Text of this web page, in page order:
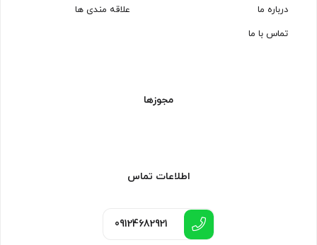
درباره ما
تماس با ما
علاقه مندی ها
مجوزها
اطلاعات تماس
09124682921